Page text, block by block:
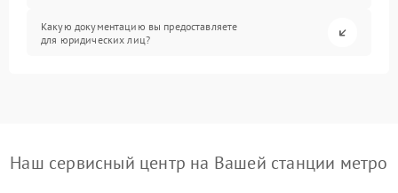
Какую документацию вы предоставляете
для юридических лиц?
Наш сервисный центр на Вашей станции метро